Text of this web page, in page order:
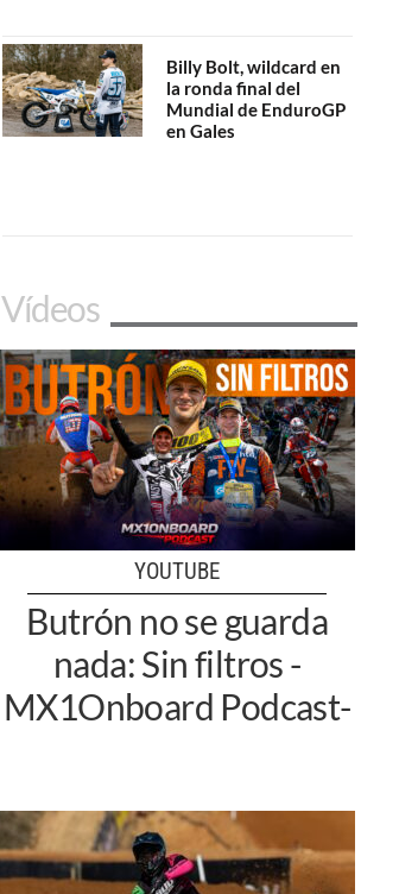
Billy Bolt, wildcard en
la ronda final del
Mundial de EnduroGP
en Gales
Vídeos
YOUTUBE
Butrón no se guarda
nada: Sin filtros -
MX1Onboard Podcast-